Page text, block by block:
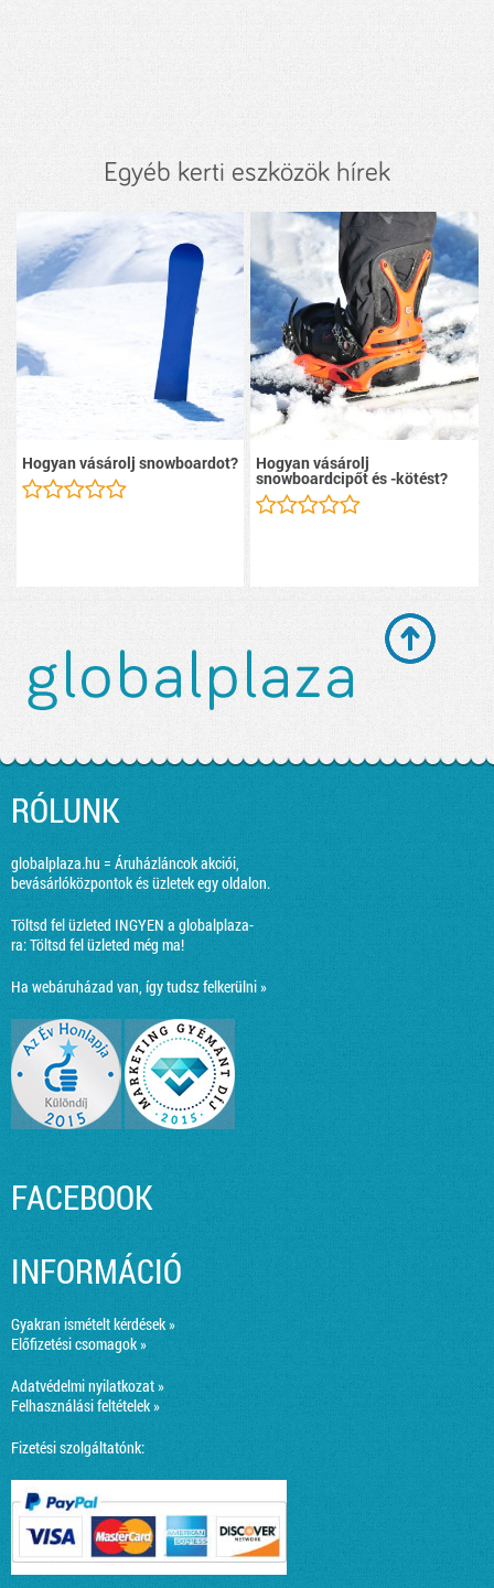
Egyéb kerti eszközök hírek
Hogyan vásárolj snowboardot? Hogyan vásárolj
snowboardcipőt és -kötést?
RÓLUNK
globalplaza.hu = Áruházláncok akciói,
bevásárlóközpontok és üzletek egy oldalon.
Töltsd fel üzleted INGYEN a globalplaza-
ra:Töltsd fel üzleted még ma!
Ha webáruházad van, így tudsz felkerülni »
FACEBOOK
INFORMÁCIÓ
Gyakran ismételt kérdések »
Előfizetési csomagok »
Adatvédelmi nyilatkozat »
Felhasználási feltételek »
Fizetési szolgáltatónk: